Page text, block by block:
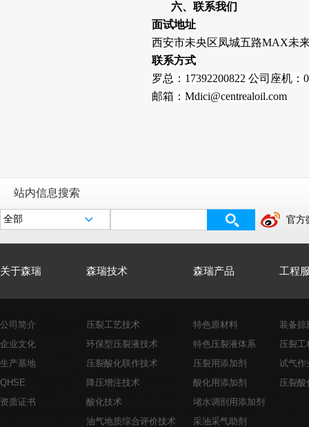
六、联系我们
面试地址
西安市未央区凤城五路MAX未
联系方式
罗总：17392200822 公司座机：
邮箱：Mdici@centrealoil.com
站内信息搜索
官方
关于森瑞 森瑞技术 森瑞产品 工程
公司简介
企业文化
生产基地
QHSE
资质证书
压裂工艺技术
环保型压裂液技术
压裂酸化联作技术
降压增注技术
酸化技术
油气地质综合评价技术
特色原材料
特色压裂液体系
压裂用添加剂
酸化用添加剂
堵水调剖用添加剂
采油采气助剂
装备掠
压裂工
试气作
压裂酸